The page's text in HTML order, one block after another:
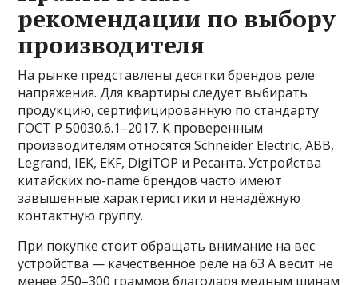
рекомендации по выбору
производителя
На рынке представлены десятки брендов реле
напряжения. Для квартиры следует выбирать
продукцию, сертифицированную по стандарту
ГОСТ Р 50030.6.1–2017. К проверенным
производителям относятся Schneider Electric, ABB,
Legrand, IEK, EKF, DigiTOP и Ресанта. Устройства
китайских no-name брендов часто имеют
завышенные характеристики и ненадёжную
контактную группу.
При покупке стоит обращать внимание на вес
устройства — качественное реле на 63 А весит не
менее 250–300 граммов благодаря медным шинам